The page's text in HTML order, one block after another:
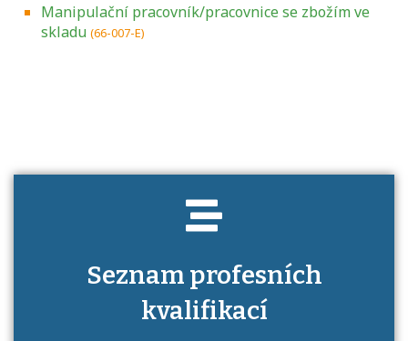
Manipulační pracovník/pracovnice se zbožím ve
skladu (66-007-E)
Seznam profesních
kvalifikací
Projděte si seznam profesních kvalifikací.